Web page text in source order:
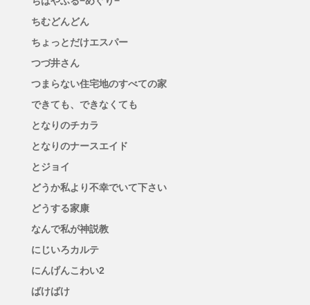
ちむどんどん
ちょっとだけエスパー
つづ井さん
つまらない住宅地のすべての家
できても、できなくても
となりのチカラ
となりのナースエイド
とジョイ
どうか私より不幸でいて下さい
どうする家康
なんで私が神説教
にじいろカルテ
にんげんこわい2
ばけばけ